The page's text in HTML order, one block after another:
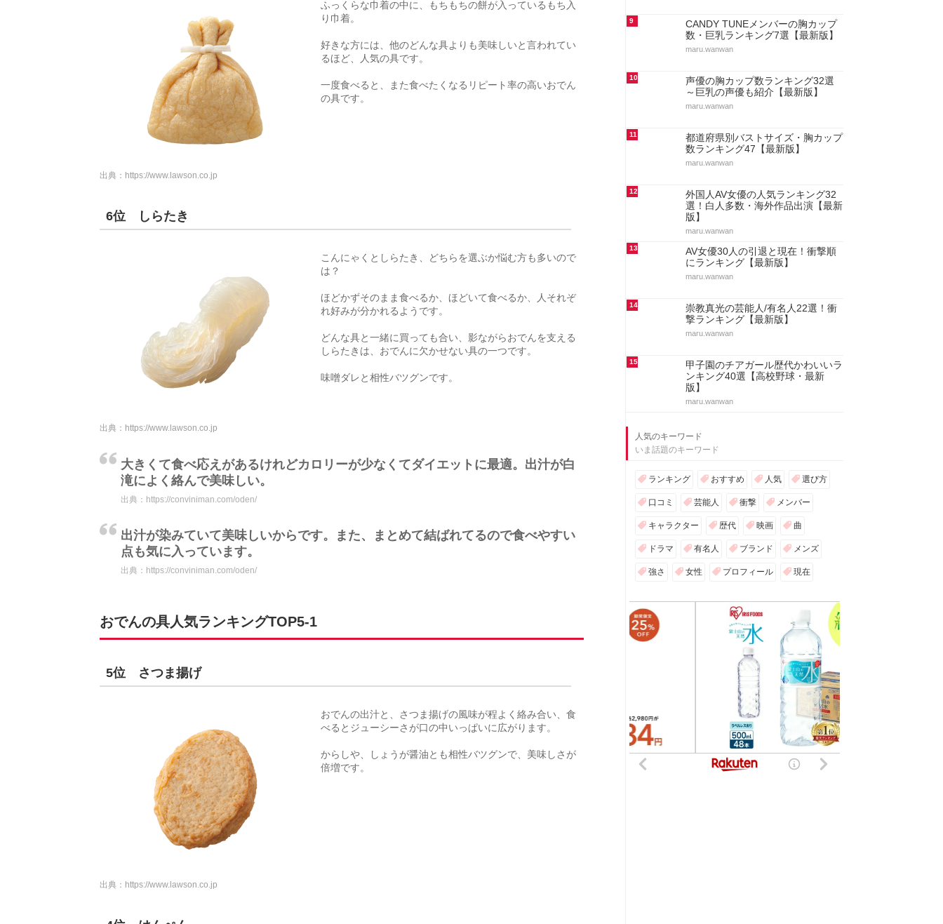
ふっくらな巾着の中に、もちもちの餅が入っているもち入
り巾着。
好きな方には、他のどんな具よりも美味しいと言われてい
るほど、人気の具です。
一度食べると、また食べたくなるリピート率の高いおでん
の具です。
出典： https://www.lawson.co.jp
6位 しらたき
こんにゃくとしらたき、どちらを選ぶか悩む方も多いので
は？
ほどかずそのまま食べるか、ほどいて食べるか、人それぞ
れ好みが分かれるようです。
どんな具と一緒に買っても合い、影ながらおでんを支える
しらたきは、おでんに欠かせない具の一つです。
味噌ダレと相性バツグンです。
出典： https://www.lawson.co.jp
大きくて食べ応えがあるけれどカロリーが少なくてダイエットに最適。出汁が白
滝によく絡んで美味しい。
出典： https://conviniman.com/oden/
出汁が染みていて美味しいからです。また、まとめて結ばれてるので食べやすい
点も気に入っています。
出典： https://conviniman.com/oden/
おでんの具人気ランキングTOP5-1
5位 さつま揚げ
おでんの出汁と、さつま揚げの風味が程よく絡み合い、食
べるとジューシーさが口の中いっぱいに広がります。
からしや、しょうが醤油とも相性バツグンで、美味しさが
倍増です。
出典： https://www.lawson.co.jp
9
CANDY TUNEメンバーの胸カップ
数・巨乳ランキング7選【最新版】
maru.wanwan
10
声優の胸カップ数ランキング32選
～巨乳の声優も紹介【最新版】
maru.wanwan
11
都道府県別バストサイズ・胸カップ
数ランキング47【最新版】
maru.wanwan
12
外国人AV女優の人気ランキング32
選！白人多数・海外作品出演【最新
版】
maru.wanwan
13
AV女優30人の引退と現在！衝撃順
にランキング【最新版】
maru.wanwan
14
崇教真光の芸能人/有名人22選！衝
撃ランキング【最新版】
maru.wanwan
15
甲子園のチアガール歴代かわいいラ
ンキング40選【高校野球・最新
版】
maru.wanwan
人気のキーワード
いま話題のキーワード
ランキング おすすめ 人気 選び方
口コミ 芸能人 衝撃 メンバー
キャラクター 歴代 映画 曲
ドラマ 有名人 ブランド メンズ
強さ 女性 プロフィール 現在